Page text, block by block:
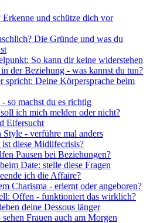
Erkenne und schütze dich vor
Die Gründe und was du
So kann dir keine widerstehen
der Beziehung - was kannst du tun?
spricht: Deine Körpersprache beim
so machst du es richtig
ich mich melden oder nicht?
Eifersucht
- verführe mal anders
diese Midlifecrisis?
Pausen bei Beziehungen?
Date: stelle diese Fragen
ich die Affaire?
Charisma - erlernt oder angeboren?
Offen - funktioniert das wirklich?
deine Dessous länger
Frauen auch am Morgen